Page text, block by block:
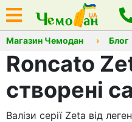
Магазин Чемодан Блог
Roncato
створені
Валізи серії Zeta від